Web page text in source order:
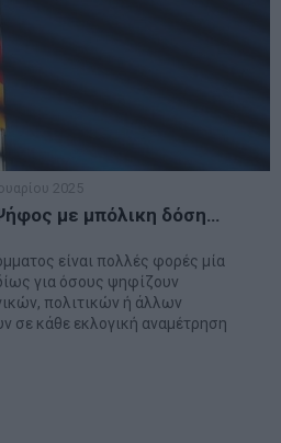
2025
με μπόλικη δόση…
είναι πολλές φορές μία
για όσους ψηφίζουν
πολιτικών ή άλλων
σε κάθε εκλογική αναμέτρηση